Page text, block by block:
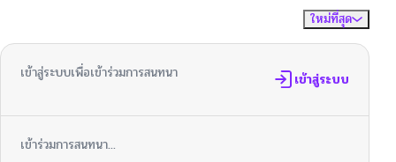
ใหม่ที่สุด
เข้าสู่ระบบเพื่อเข้าร่วมการสนทนา เข้าสู่ระบบ
เข้าร่วมการสนทนา...